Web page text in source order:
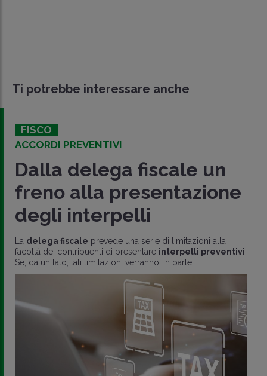
Ti potrebbe interessare anche
FISCO
ACCORDI PREVENTIVI
Dalla delega fiscale un
freno alla presentazione
degli interpelli
La delega fiscale prevede una serie di limitazioni alla
facoltà dei contribuenti di presentare interpelli preventivi
Se, da un lato, tali limitazioni verranno, in parte..